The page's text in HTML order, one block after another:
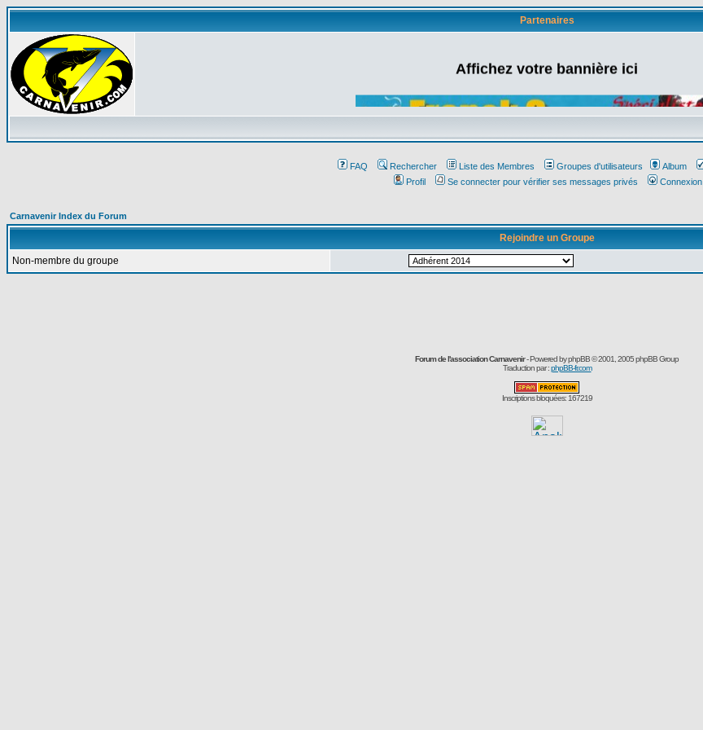
Partenaires
Affichez votre bannière ici
FAQ Rechercher Liste des Membres Groupes d'utilisateurs Album
Profil
Se connecter pour vérifier ses messages privés Connexion
Carnavenir Index du Forum
Rejoindre un Groupe
Non-membre du groupe
Forum de l'association Carnavenir- Powered byphpBB© 2001, 2005 phpBB Group
Traduction par :phpBB-fr.com
Inscriptions bloquées: 167219